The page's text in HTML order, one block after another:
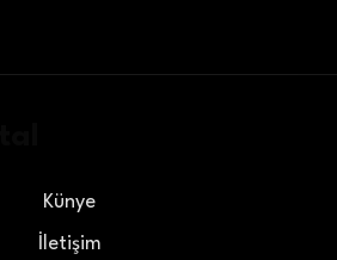
Künye
İletişim